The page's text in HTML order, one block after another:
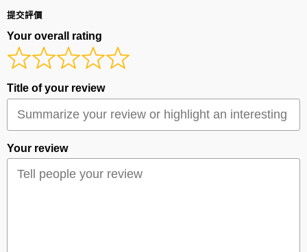
提交評價
Your overall rating
Title of your review
Your review